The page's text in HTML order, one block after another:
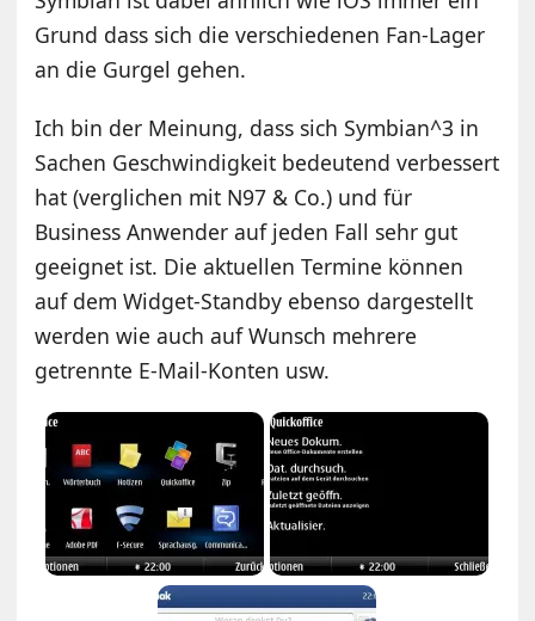
Grund dass sich die verschiedenen Fan-Lager
an die Gurgel gehen.
Ich bin der Meinung, dass sich Symbian^3 in
Sachen Geschwindigkeit bedeutend verbessert
hat (verglichen mit N97 & Co.) und für
Business Anwender auf jeden Fall sehr gut
geeignet ist. Die aktuellen Termine können
auf dem Widget-Standby ebenso dargestellt
werden wie auch auf Wunsch mehrere
getrennte E-Mail-Konten usw.